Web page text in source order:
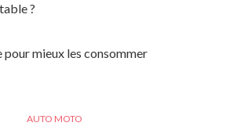
?
pour mieux les consommer
AUTO MOTO